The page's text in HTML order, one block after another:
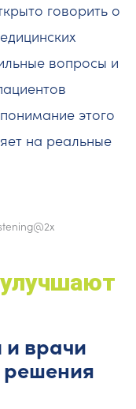
говорить о
вопросы и
этого
на реальные
врачи